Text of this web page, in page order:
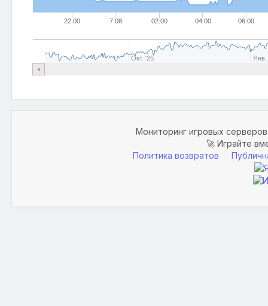
22:00 7.08 02:00 04:00 06:00
Окт. '25 Янв.
Мониторинг игровых
🚀 Играйте
Политика возвратов